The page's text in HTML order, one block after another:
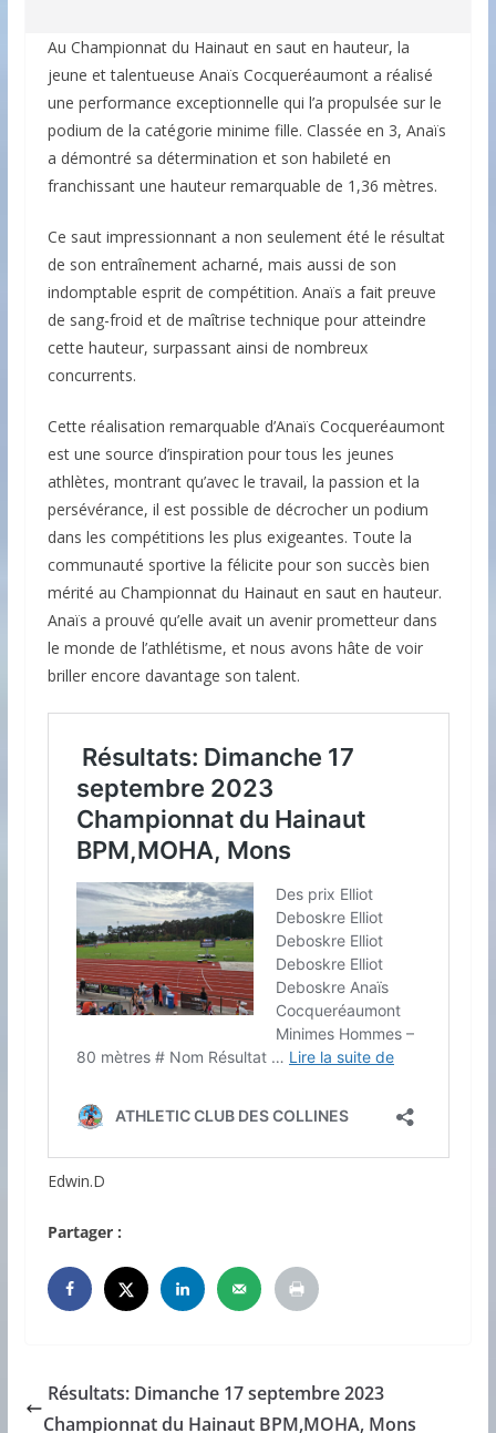
Au Championnat du Hainaut en saut en hauteur, la
jeune et talentueuse Anaïs Cocqueréaumont a réalisé
une performance exceptionnelle qui l’a propulsée sur le
podium de la catégorie minime fille. Classée en 3, Anaïs
a démontré sa détermination et son habileté en
franchissant une hauteur remarquable de 1,36 mètres.
Ce saut impressionnant a non seulement été le résultat
de son entraînement acharné, mais aussi de son
indomptable esprit de compétition. Anaïs a fait preuve
de sang-froid et de maîtrise technique pour atteindre
cette hauteur, surpassant ainsi de nombreux
concurrents.
Cette réalisation remarquable d’Anaïs Cocqueréaumont
est une source d’inspiration pour tous les jeunes
athlètes, montrant qu’avec le travail, la passion et la
persévérance, il est possible de décrocher un podium
dans les compétitions les plus exigeantes. Toute la
communauté sportive la félicite pour son succès bien
mérité au Championnat du Hainaut en saut en hauteur.
Anaïs a prouvé qu’elle avait un avenir prometteur dans
le monde de l’athlétisme, et nous avons hâte de voir
briller encore davantage son talent.
Edwin.D
Partager :
Résultats: Dimanche 17 septembre 2023
Championnat du Hainaut BPM,MOHA, Mons